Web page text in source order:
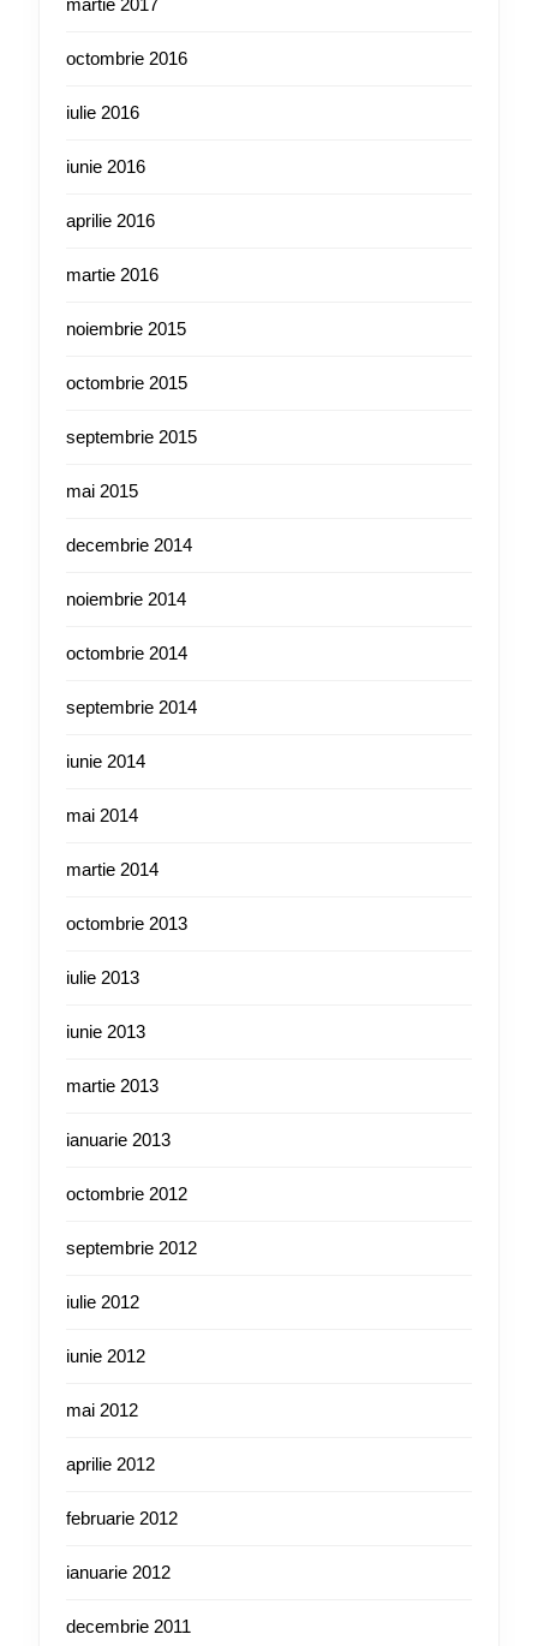
martie 2017
octombrie 2016
iulie 2016
iunie 2016
aprilie 2016
martie 2016
noiembrie 2015
octombrie 2015
septembrie 2015
mai 2015
decembrie 2014
noiembrie 2014
octombrie 2014
septembrie 2014
iunie 2014
mai 2014
martie 2014
octombrie 2013
iulie 2013
iunie 2013
martie 2013
ianuarie 2013
octombrie 2012
septembrie 2012
iulie 2012
iunie 2012
mai 2012
aprilie 2012
februarie 2012
ianuarie 2012
decembrie 2011